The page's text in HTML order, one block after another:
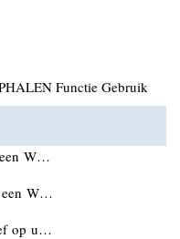
Functie Gebruik
W…
een W…
op u…